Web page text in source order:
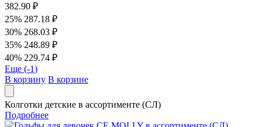
382.90 ₽
25% 287.18 ₽
30% 268.03 ₽
35% 248.89 ₽
40% 229.74 ₽
Еще (-1)
В корзину В корзине
Колготки детские в ассортименте (СЛ)
Подробнее